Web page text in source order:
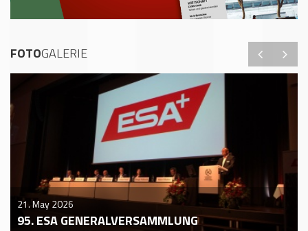
FOTOGALERIE
21. May 2026
95. ESA GENERALVERSAMMLUNG